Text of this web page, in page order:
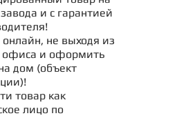
и с гарантией
не выходя из
офиса и оформить
дом (объект
товар как
лицо по